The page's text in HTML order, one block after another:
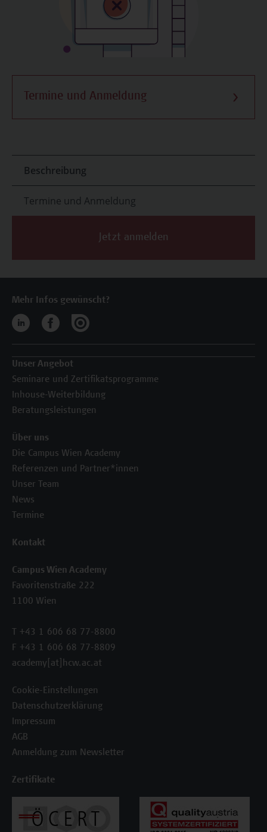
Termine und Anmeldung
Beschreibung
Termine und Anmeldung
Jetzt anmelden
Mehr Infos gewünscht?
Unser Angebot
Seminare und Zertifikatsprogramme
Inhouse-Weiterbildung
Beratungsleistungen
Über uns
Die Campus Wien Academy
Referenzen und Partner*innen
Unser Team
News
Termine
Kontakt
Campus Wien Academy
Favoritenstraße 222
1100 Wien
T +43 1 606 68 77-8800
F +43 1 606 68 77-8809
academy[at]hcw.ac.at
Cookie-Einstellungen
Datenschutzerklärung
Impressum
AGB
Anmeldung zum Newsletter
Zertifikate